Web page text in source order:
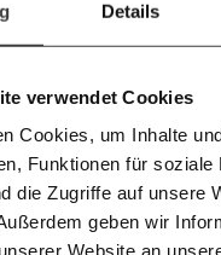
Details
verwendet Cookies
Cookies, um Inhalte
Funktionen für soziale
die Zugriffe auf unsere
geben wir
Website an
auf dem
E-Mail
Whatsapp
aufs Spiel, um uns
zu versorgen.
niedrige Bezahlung
sind, arbeiten
embed/
vertical-corona-